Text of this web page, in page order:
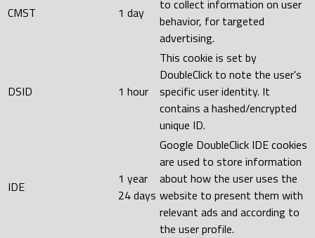
CMST 1 day
to collect information on user
behavior, for targeted
advertising.
DSID 1 hour
This cookie is set by
DoubleClick to note the user's
specific user identity. It
contains a hashed/encrypted
unique ID.
IDE
1 year
24 days
Google DoubleClick IDE cookies
are used to store information
about how the user uses the
website to present them with
relevant ads and according to
the user profile.